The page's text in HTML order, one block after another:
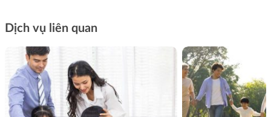
Dịch vụ liên quan